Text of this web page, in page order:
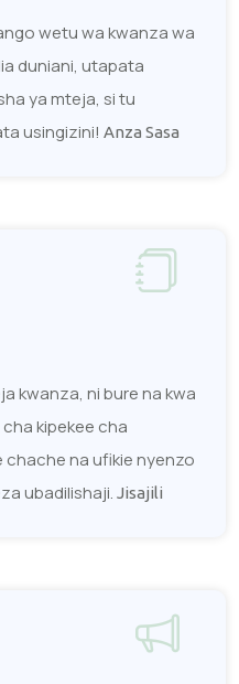
wetu wa kwanza wa
duniani, utapata
ya mteja, si tu
usingizini! Anza Sasa
kwanza, ni bure na kwa
kipekee cha
chache na ufikie nyenzo
ubadilishaji. Jisajili